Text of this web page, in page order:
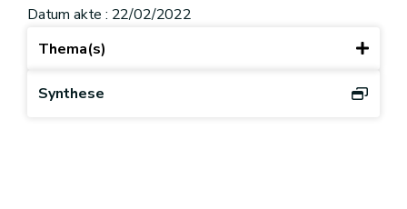
Datum akte : 22/02/2022
Thema(s)
Synthese